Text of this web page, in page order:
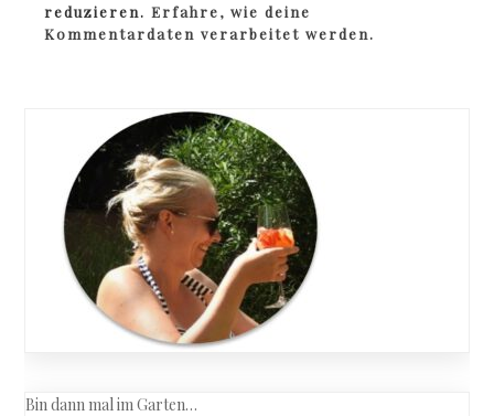
reduzieren.Erfahre, wie deine
Kommentardaten verarbeitet werden.
Bin dann mal im Garten…